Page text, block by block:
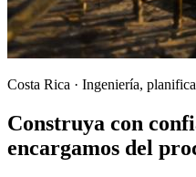
Costa Rica · Ingeniería,
Construya con
encargamos del